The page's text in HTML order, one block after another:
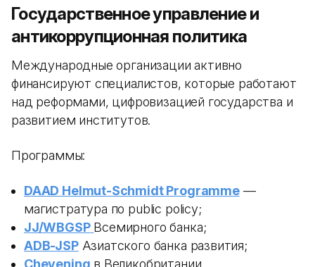
Государственное управление и
антикоррупционная политика
Международные организации активно
финансируют специалистов, которые работают
над реформами, цифровизацией государства и
развитием институтов.
Программы:
DAAD Helmut-Schmidt Programme—
магистратура по public policy;
JJ/WBGSP Всемирного банка;
ADB-JSPАзиатского банка развития;
Chevening в Великобритании.